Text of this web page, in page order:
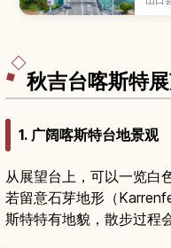
将介
秋吉台喀斯特
1. 广阔喀斯特台地景观
从展望台上，可以一览白
若留意石芽地形（
斯特特有地貌，散步过程